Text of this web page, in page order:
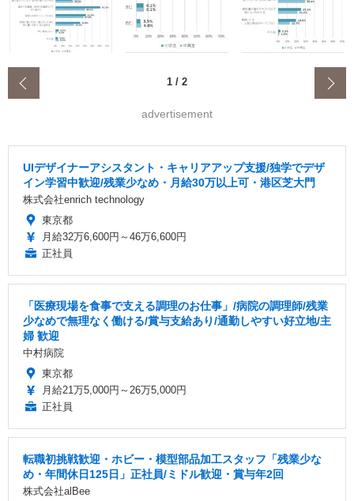
1 / 2
advertisement
UIデザイナーアシスタント・キャリアアップ支援/独学でデザ
イン学習中歓迎/残業少なめ・月給30万以上可・港区芝大門
株式会社enrich technology
東京都
月給32万6,600円～46万6,600円
正社員
「医療現場を食事で支える調理のお仕事」/病院の調理師/残業
少なめで無理なく働ける/賞与支給あり/通勤しやすい好立地/主
婦 歓迎
中村病院
東京都
月給21万5,000円～26万5,000円
正社員
転職初挑戦歓迎・ホビー・模型部品加工スタッフ「残業少な
め・年間休日125日」正社員/ミドル歓迎・賞与年2回
株式会社alBee